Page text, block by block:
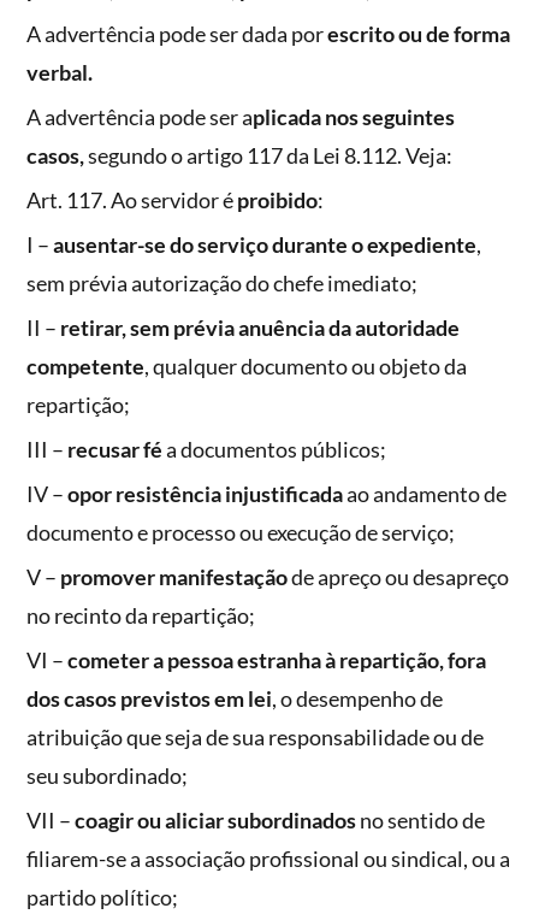
A advertência pode ser dada porescrito ou de forma
verbal.
A advertência pode ser aplicada nos seguintes
casos,segundo o artigo 117 da Lei 8.112. Veja:
Art. 117. Ao servidor éproibido:
I –ausentar-se do serviço durante o expediente,
sem prévia autorização do chefe imediato;
II – retirar, sem prévia anuência da autoridade
competente, qualquer documento ou objeto da
repartição;
III – recusar féa documentos públicos;
IV –opor resistência injustificadaao andamento de
documento e processo ou execução de serviço;
V – promover manifestaçãode apreço ou desapreço
no recinto da repartição;
VI –cometer a pessoa estranha à repartição, fora
dos casos previstos em lei, o desempenho de
atribuição que seja de sua responsabilidade ou de
seu subordinado;
VII –coagir ou aliciar subordinadosno sentido de
filiarem-se a associação profissional ou sindical, ou a
partido político;